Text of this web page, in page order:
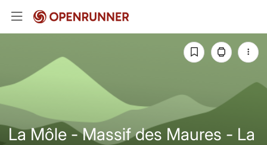
La Môle - Massif des Maures - La